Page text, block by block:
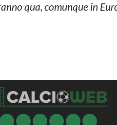
qua, comunque in